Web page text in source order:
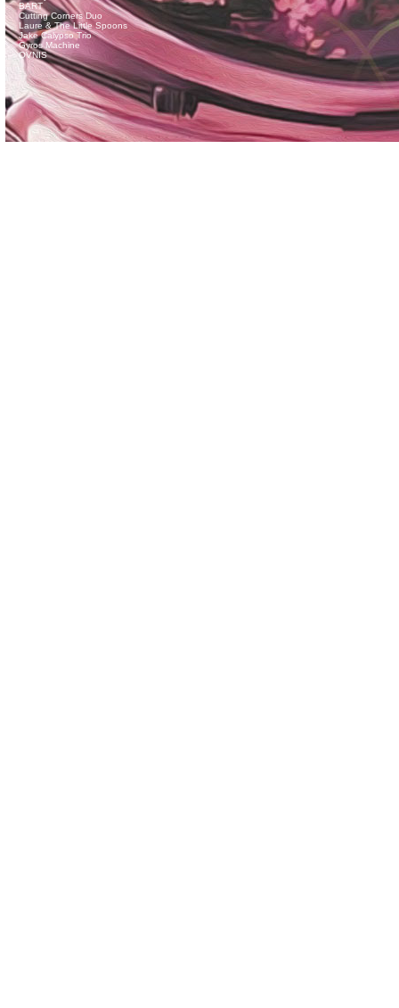
BART
Cutting Corners Duo
Laure & The Little Spoons
Jake Calypso Trio
Gyros Machine
OVNIS